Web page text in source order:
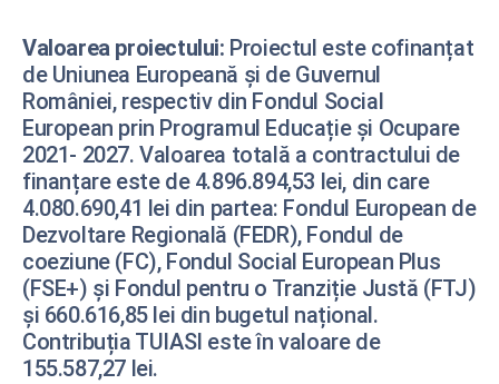
Valoarea proiectului: Proiectul este cofinanțat
de Uniunea Europeană și de Guvernul
României, respectiv din Fondul Social
European prin Programul Educație și Ocupare
2021- 2027. Valoarea totală a contractului de
finanțare este de 4.896.894,53 lei, din care
4.080.690,41 lei din partea: Fondul European de
Dezvoltare Regională (FEDR), Fondul de
coeziune (FC), Fondul Social European Plus
(FSE+) și Fondul pentru o Tranziție Justă (FTJ)
și 660.616,85 lei din bugetul național.
Contribuția TUIASI este în valoare de
155.587,27 lei.